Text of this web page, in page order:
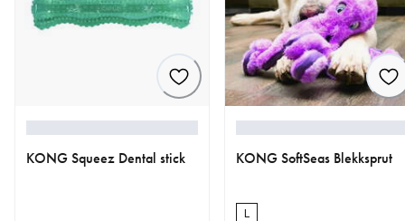
KONG Squeez Dental stick KONG SoftSeas Blekksprut
L